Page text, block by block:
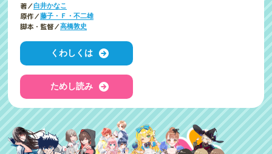
著／白井かなこ
原作／藤子・Ｆ・不二雄
脚本・監督／高橋敦史
くわしくは
ためし読み